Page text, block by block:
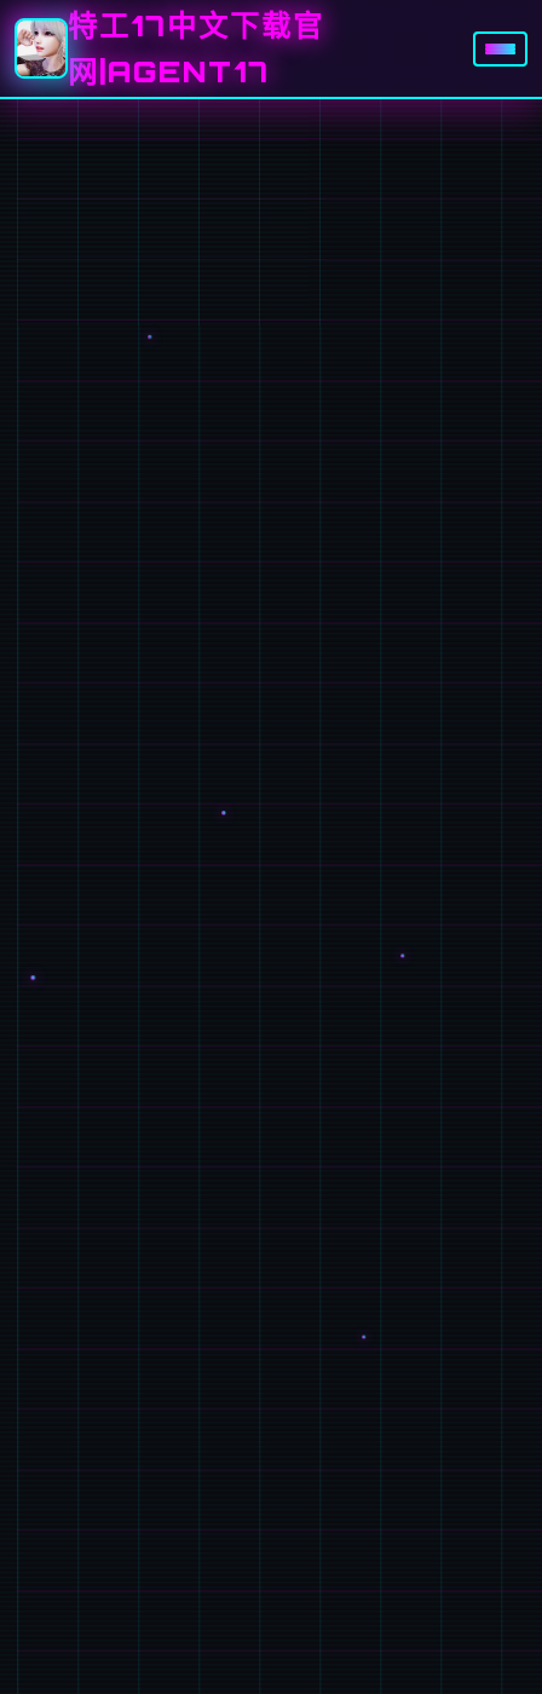
特工17中文下载官
网|AGENT17